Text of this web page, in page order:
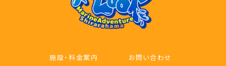
施設・料金案内 お問い合わせ